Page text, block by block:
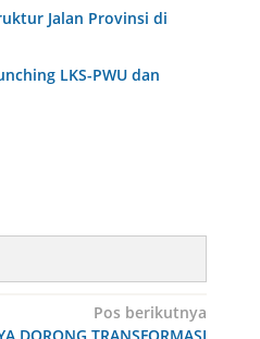
Jalan Provinsi di
LKS-PWU dan
Pos berikutnya